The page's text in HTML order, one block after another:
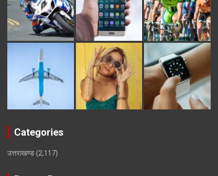
Categories
उत्तराखण्ड(2,117)